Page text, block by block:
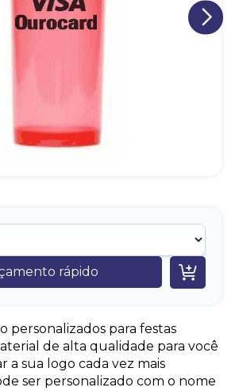
rápido 
personalizados para festas
de alta qualidade para você
a sua logo cada vez mais
ser personalizado com o nome